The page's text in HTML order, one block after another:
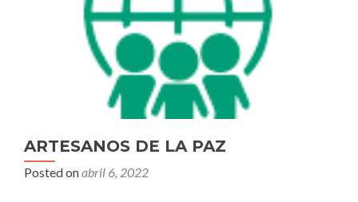
ARTESANOS DE LA PAZ
Posted onabril 6, 2022